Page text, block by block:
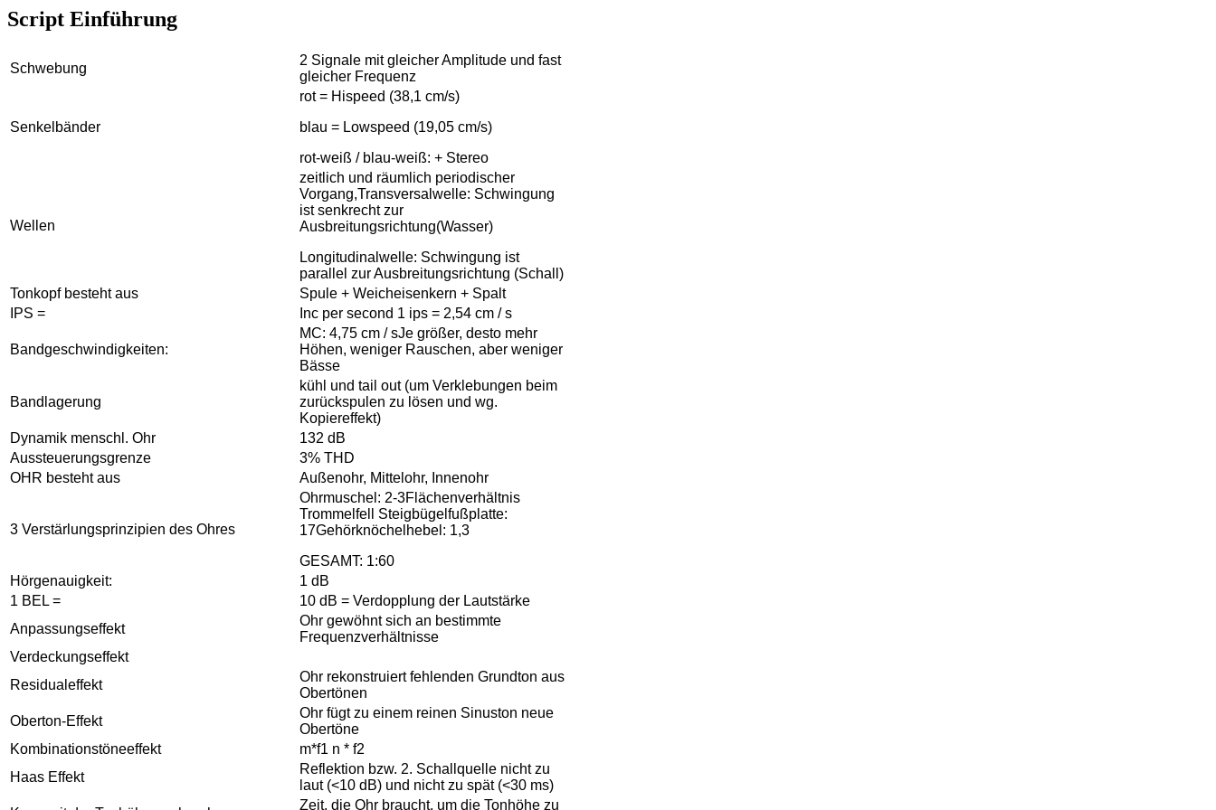
Script Einführung
Schwebung
2 Signale mit gleicher Amplitude und fast
gleicher Frequenz
Senkelbänder
rot = Hispeed (38,1 cm/s)
blau = Lowspeed (19,05 cm/s)
rot-weiß / blau-weiß: + Stereo
Wellen
zeitlich und räumlich periodischer
Vorgang,Transversalwelle: Schwingung
ist senkrecht zur
Ausbreitungsrichtung(Wasser)
Longitudinalwelle: Schwingung ist
parallel zur Ausbreitungsrichtung (Schall)
Tonkopf besteht aus
Spule + Weicheisenkern + Spalt
IPS =
Inc per second 1 ips = 2,54 cm / s
Bandgeschwindigkeiten:
MC: 4,75 cm / sJe größer, desto mehr
Höhen, weniger Rauschen, aber weniger
Bässe
Bandlagerung
kühl und tail out (um Verklebungen beim
zurückspulen zu lösen und wg.
Kopiereffekt)
Dynamik menschl. Ohr
132 dB
Aussteuerungsgrenze
3% THD
OHR besteht aus
Außenohr, Mittelohr, Innenohr
3 Verstärlungsprinzipien des Ohres
Ohrmuschel: 2-3Flächenverhältnis
Trommelfell Steigbügelfußplatte:
17Gehörknöchelhebel: 1,3
GESAMT: 1:60
Hörgenauigkeit:
1 dB
1 BEL =
10 dB = Verdopplung der Lautstärke
Anpassungseffekt
Ohr gewöhnt sich an bestimmte
Frequenzverhältnisse
Verdeckungseffekt
Residualeffekt
Ohr rekonstruiert fehlenden Grundton aus
Obertönen
Oberton-Effekt
Ohr fügt zu einem reinen Sinuston neue
Obertöne
Kombinationstöneeffekt
m*f1 n * f2
Haas Effekt
Reflektion bzw. 2. Schallquelle nicht zu
laut (<10 dB) und nicht zu spät (<30 ms)
Zeit, die Ohr braucht, um die Tonhöhe zu